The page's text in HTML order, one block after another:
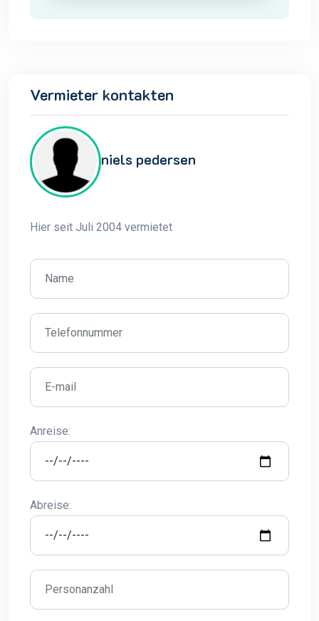
Vermieter kontakten
niels pedersen
Hier seit Juli 2004 vermietet
Anreise:
Abreise: